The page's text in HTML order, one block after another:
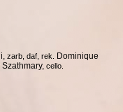
zarb, daf, rek.
Dominique
cello.